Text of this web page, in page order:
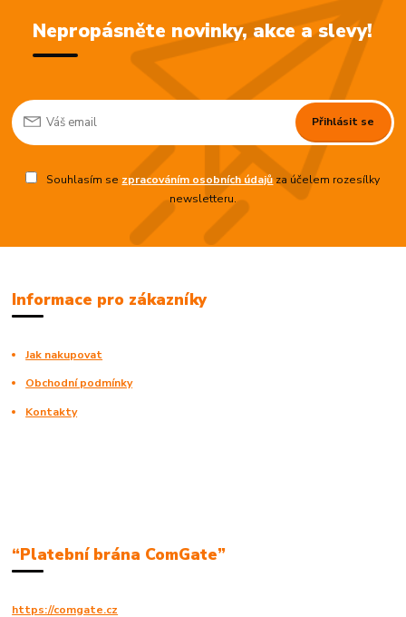
Nepropásněte novinky, akce a slevy!
Přihlásit se
Souhlasím se zpracováním osobních údajůza účelem rozesílky
newsletteru.
Informace pro zákazníky
Jak nakupovat
Obchodní podmínky
Kontakty
“Platební brána ComGate”
https://comgate.cz